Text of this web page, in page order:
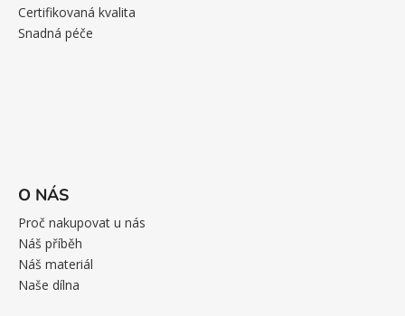
Certifikovaná kvalita
Snadná péče
O NÁS
Proč nakupovat u nás
Náš příběh
Náš materiál
Naše dílna